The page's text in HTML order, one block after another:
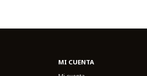
MI CUENTA